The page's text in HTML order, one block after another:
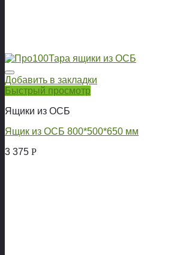
Добавить в закладки
Быстрый просмотр
Ящики из ОСБ
Ящик из ОСБ 800*500*650 мм
3 375 Р